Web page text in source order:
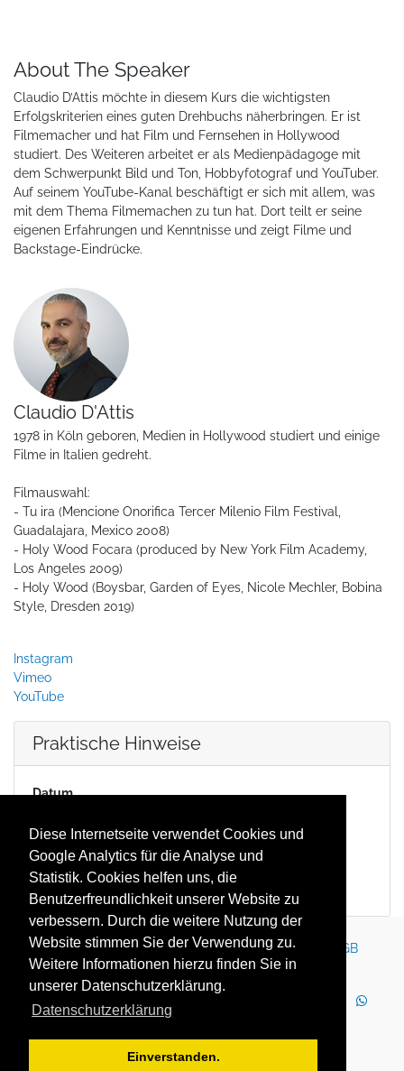
Diese Internetseite verwendet Cookies und
Google Analytics für die Analyse und
Statistik. Cookies helfen uns, die
Benutzerfreundlichkeit unserer Website zu
verbessern. Durch die weitere Nutzung der
Website stimmen Sie der Verwendung zu.
Weitere Informationen hierzu finden Sie in
unserer Datenschutzerklärung.
Datenschutzerklärung
Einverstanden.
About The Speaker
Claudio D’Attis möchte in diesem Kurs die wichtigsten
Erfolgskriterien eines guten Drehbuchs näherbringen. Er ist
Filmemacher und hat Film und Fernsehen in Hollywood
studiert. Des Weiteren arbeitet er als Medienpädagoge mit
dem Schwerpunkt Bild und Ton, Hobbyfotograf und YouTuber.
Auf seinem YouTube-Kanal beschäftigt er sich mit allem, was
mit dem Thema Filmemachen zu tun hat. Dort teilt er seine
eigenen Erfahrungen und Kenntnisse und zeigt Filme und
Backstage-Eindrücke.
Claudio D'Attis
1978 in Köln geboren, Medien in Hollywood studiert und einige
Filme in Italien gedreht.
Filmauswahl:
- Tu ira (Mencione Onorifica Tercer Milenio Film Festival,
Guadalajara, Mexico 2008)
- Holy Wood Focara (produced by New York Film Academy,
Los Angeles 2009)
- Holy Wood (Boysbar, Garden of Eyes, Nicole Mechler, Bobina
Style, Dresden 2019)
Instagram
Vimeo
YouTube
Praktische Hinweise
Datum
Duration
2 Stunden 30 Minuten
Location
Kontakt Impressum Newsletter Karriere
AGB
Datenschutz
Nutzungsbedingungen
WhatsApp
2025 Copyright © YOUTH GLOBE Europa GmbH